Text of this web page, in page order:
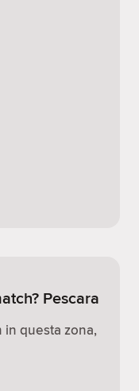
Pescara
in questa zona,